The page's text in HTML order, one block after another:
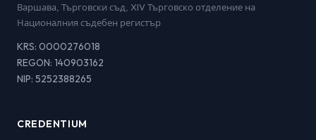
Варшава, Търговски съд, XIV Търговско отделение на
Националния съдебен регистър
KRS: 0000276018
REGON: 140903162
NIP: 5252388265
CREDENTIUM